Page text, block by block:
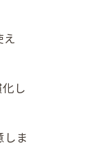
し
ま